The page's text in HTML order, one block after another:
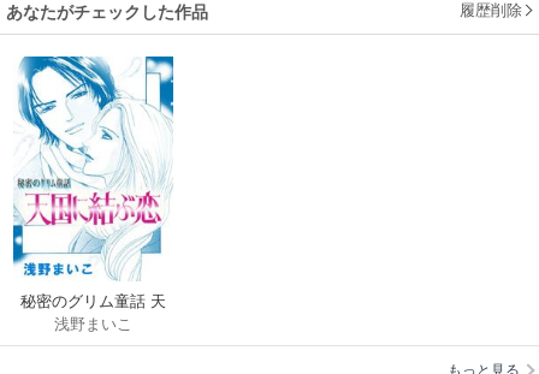
あなたがチェックした作品 履歴削除
秘密のグリム童話 天
国に結ぶ恋
浅野まいこ
もっと見る